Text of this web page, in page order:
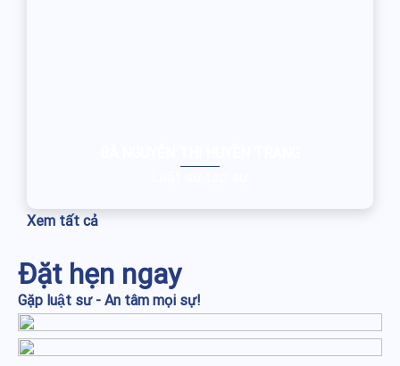
Xem tất cả
Đặt hẹn ngay
Gặp luật sư - An tâm mọi sự!